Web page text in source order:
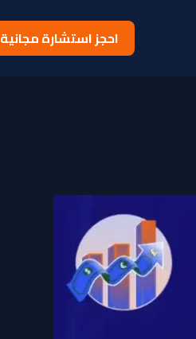
احجز استشارة مجانية